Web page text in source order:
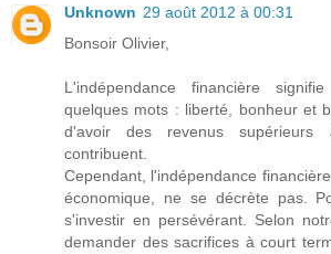
Unknown 29 août 2012 à 00:31
Bonsoir Olivier,
L'indépendance financière
quelques mots : liberté, bonheur et
d'avoir des revenus
contribuent.
Cependant, l'indépendance
économique, ne se décrète pas.
s'investir en persévérant. Selon
demander des sacrifices à court